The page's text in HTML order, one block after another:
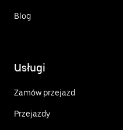
Blog
Usługi
Zamów przejazd
Przejazdy